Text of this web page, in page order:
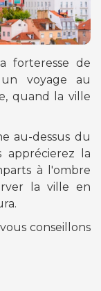
forteresse de
un voyage au
quand la ville
au-dessus du
apprécierez la
à l'ombre
la ville en
conseillons